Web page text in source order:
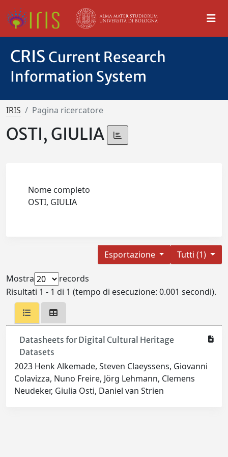
CRIS Current Research
Information System
IRIS Pagina ricercatore
OSTI, GIULIA
Nome completo
OSTI, GIULIA
Tutti (1)
Esportazione
Mostra
records
Risultati 1 - 1 di 1 (tempo di esecuzione: 0.001 secondi).
Datasheets for Digital Cultural Heritage
Datasets
2023 Henk Alkemade, Steven Claeyssens, Giovanni
Colavizza, Nuno Freire, Jörg Lehmann, Clemens
Neudeker, Giulia Osti, Daniel van Strien